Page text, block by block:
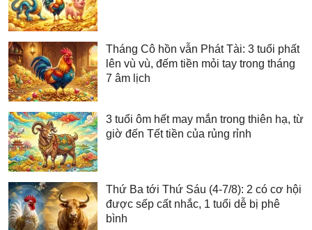
Tháng Cô hồn vẫn Phát Tài: 3 tuổi phất
lên vù vù, đếm tiền mỏi tay trong tháng
7 âm lịch
3 tuổi ôm hết may mắn trong thiên hạ, từ
giờ đến Tết tiền của rủng rỉnh
Thứ Ba tới Thứ Sáu (4-7/8): 2 có cơ hội
được sếp cất nhắc, 1 tuổi dễ bị phê
bình